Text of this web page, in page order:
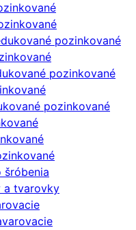
pozinkované
pozinkované
pozinkované
šróbenia
a tvarovky